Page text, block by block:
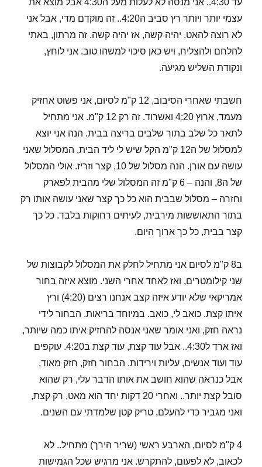
עד 4:30.. אני מנסה לא לעלות מעל ה4:30 אבל מוצא את
עצמי יותר ויותר רץ סביב ה4:20.. זה מוקדם מדי, אבל אני
לא רוצה להאט. יהיה קשה, אז יהיה קשה. זה מרתון, באתי
להלחם ולהצליח, ויש כאן סיכוי למשהו טוב. אני לוחץ,
ונקודת השליש מגיעה.
חשבתי שאחרי הסיבוב, 12 ק"מ לסיום, אני פשוט אחזיק
מעמד, ארוץ 4:20 ואשרוד. זה רק 12 ק"מ. אני מתחיל
לתאר כל שלב בתור שלבים בריצה בבית. הנה אני יוצא
למסלול של ה12 ק"מ הקל שיש לי ליד הבית, המסלול שאני
עושה עם אורן. הנה מסלול של 10, קצר וזריז. אולי המסלול
של ה8, והנה – 6 ק"מ זה המסלול שלי מהבית לפארק
וחזרה – מסלול שבבית הוא כל כך קצר שאני עושה אותו רק
בתור התאוששות מירבית, לעיתים רחוקות בלבד. כל כך
קצר בבית, כל כך ארוך היום.
ב8 ק"מ לסיום אני מתחיל לחלק את המסלול לקבוצות של
שני קילומטרים, ואז לאחד אחרי השני. מוצא איזה בחור
אמריקאי שלא יודע איזה קצב אנחנו רצים (4:20) ורץ
איתו קצת. כואב לי, כואב. במיוחד בריאות. הבחור לידי
נראה חזק, ואני אומר שאני אנסה להחזיק איתו כמה שיותר,
ואז ארד ל4:30.. אבל עוד קצת, עוד קצת ב4:20. עוקפים
עוד ועוד אנשים, עליות וירידות. הבחור חזק, חזק מאוד,
אבל כנראה שהוא חושב את אותו הדבר עלי, רק שהוא
סובל קצת יותר.. ואחרי 20 דקות יחד הוא מאט, רק קצת,
ואני מגביר כדי להעלם, טריק קטן שלמדתי עם השנים.
4 ק"מ לסיום, הארבע ראשי (שריר הירך) מתחיל.. לא
לכאוב, לא לפעום, להתקרש. אני מרגיש שכל הגמישות